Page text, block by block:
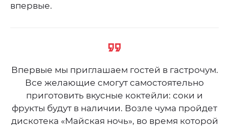
впервые.
Впервые мы приглашаем гостей в гастрочум.
Все желающие смогут самостоятельно
приготовить вкусные коктейли: соки и
фрукты будут в наличии. Возле чума пройдет
дискотека «Майская ночь», во время которой